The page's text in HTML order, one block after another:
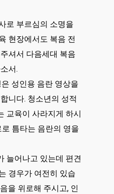
로 부르심의 소명을
현장에서도 복음 전
셔서 다음세대 복음
서.
성인용 음란 영상을
니다. 청소년의 성적
교육이 사라지게 하시
틈타는 음란의 영을
늘어나고 있는데 편견
경우가 여전히 있습
을 위로해 주시고, 인